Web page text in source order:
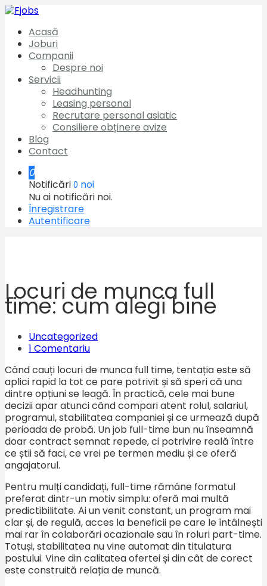
Acasă
Joburi
Companii
Despre noi
Servicii
Headhunting
Leasing personal
Recrutare personal asiatic
Consiliere obținere avize
Blog
Contact
0
Notificări 0 noi
Nu ai notificări noi.
Înregistrare
Autentificare
Locuri de munca full
time: cum alegi bine
Uncategorized
1 Comentariu
Când cauți locuri de munca full time, tentația este să
aplici rapid la tot ce pare potrivit și să speri că una
dintre opțiuni se leagă. În practică, cele mai bune
decizii apar atunci când compari atent rolul, salariul,
programul, stabilitatea companiei și ce urmează după
perioada de probă. Un job full-time bun nu înseamnă
doar contract semnat repede, ci potrivire reală între
ce știi să faci, ce vrei pe termen mediu și ce oferă
angajatorul.
Pentru mulți candidați, full-time rămâne formatul
preferat dintr-un motiv simplu: oferă mai multă
predictibilitate. Ai un venit constant, un program mai
clar și, de regulă, acces la beneficii pe care le întâlnești
mai rar în colaborări ocazionale sau în roluri part-time.
Totuși, stabilitatea nu vine automat din titulatura
postului. Vine din calitatea ofertei și din cât de corect
este construită relația de muncă.